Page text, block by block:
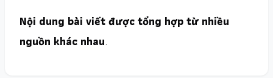
Nội dung bài viết được tổng hợp từ nhiều
nguồn khác nhau.